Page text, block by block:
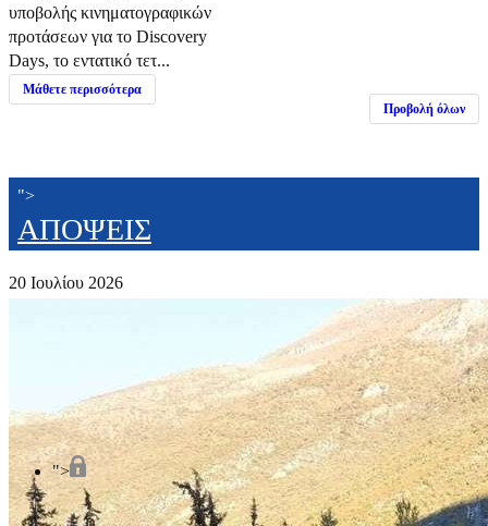
υποβολής κινηματογραφικών
προτάσεων για το Discovery
Days, το εντατικό τετ...
Μάθετε περισσότερα
Προβολή όλων
">
ΑΠΟΨΕΙΣ
20 Ιουλίου 2026
">